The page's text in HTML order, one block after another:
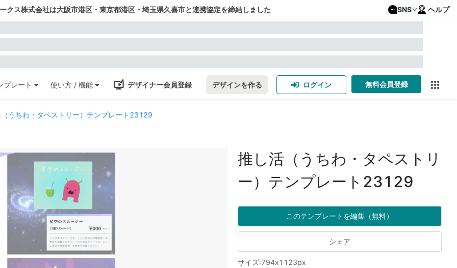
クス株式会社は大阪市港区・東京都港区・埼玉県久喜市と連携協定を締結しました SNS ヘルプ
プレート 使い方 / 機能 デザイナー会員登録 デザインを作る ログイン 無料会員登録
うちわ・タペストリー）テンプレート23129
推し活（うちわ・タペストリ
ー）テンプレート23129
このテンプレートを編集（無料）
シェア
サイズ:794x1123px